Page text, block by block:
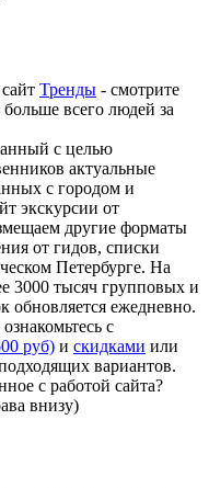
Тренды - смотрите
всего людей за
с целью
актуальные
с городом и
экскурсии от
другие форматы
от гидов, списки
Петербурге. На
3000 тысяч групповых и
обновляется ежедневно.
ознакомьтесь с
руб) и скидками или
вариантов.
с работой сайта?
внизу)